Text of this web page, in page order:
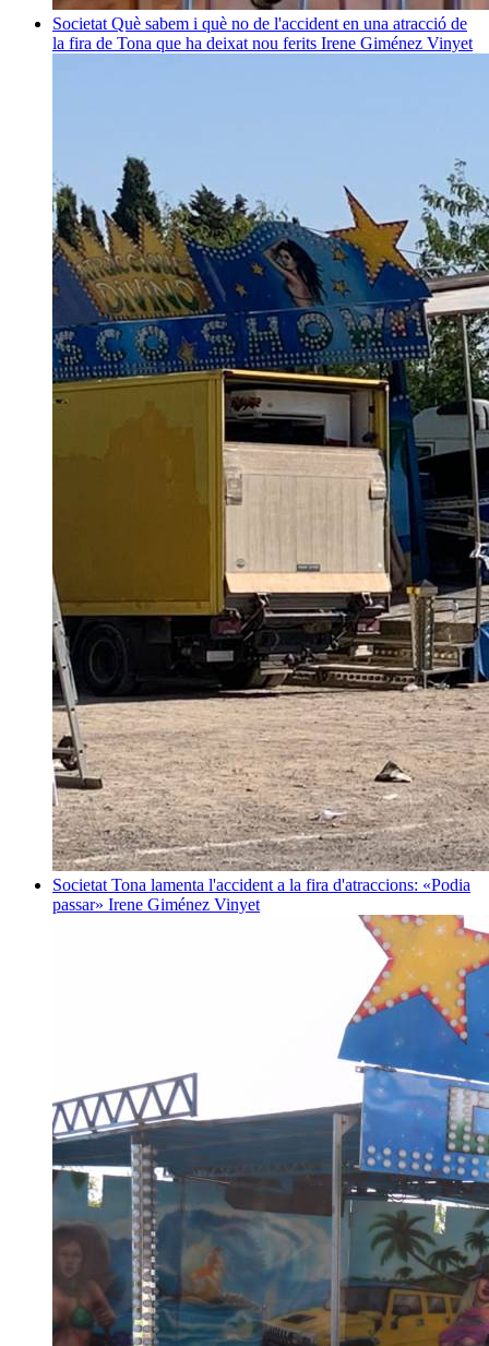
Societat Què sabem i què no de l'accident en una atracció de
la fira de Tona que ha deixat nou ferits Irene Giménez Vinyet
Societat Tona lamenta l'accident a la fira d'atraccions: «Podia
passar» Irene Giménez Vinyet